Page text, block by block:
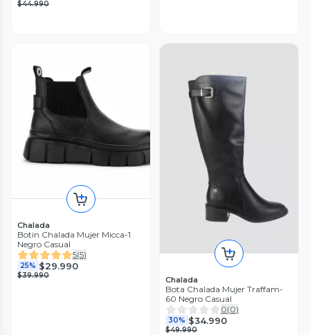
$44.990
Chalada
Botin Chalada Mujer Micca-1
Negro Casual
5(5)
25% $29.990
$39.990 Chalada
Bota Chalada Mujer Traffam-
60 Negro Casual
0(0)
30% $34.990
$49.990